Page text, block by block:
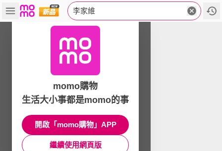
李家維
momo購物
生活大小事都是momo的事
開啟「momo購物」APP
繼續使用網頁版